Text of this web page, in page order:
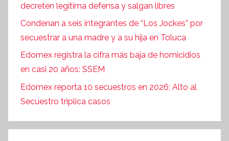
decreten legítima defensa y salgan libres
Condenan a seis integrantes de “Los Jockes” por
secuestrar a una madre y a su hija en Toluca
Edomex registra la cifra más baja de homicidios
en casi 20 años: SSEM
Edomex reporta 10 secuestros en 2026; Alto al
Secuestro triplica casos